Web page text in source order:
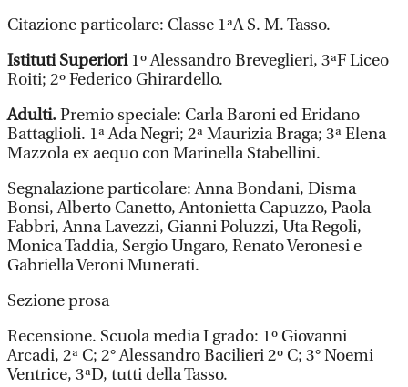
Citazione particolare: Classe 1ªA S. M. Tasso.
Istituti Superiori1º Alessandro Breveglieri, 3ªF Liceo
Roiti; 2º Federico Ghirardello.
Adulti.Premio speciale: Carla Baroni ed Eridano
Battaglioli. 1ª Ada Negri; 2ª Maurizia Braga; 3ª Elena
Mazzola ex aequo con Marinella Stabellini.
Segnalazione particolare: Anna Bondani, Disma
Bonsi, Alberto Canetto, Antonietta Capuzzo, Paola
Fabbri, Anna Lavezzi, Gianni Poluzzi, Uta Regoli,
Monica Taddia, Sergio Ungaro, Renato Veronesi e
Gabriella Veroni Munerati.
Sezione prosa
Recensione. Scuola media I grado: 1º Giovanni
Arcadi, 2ª C; 2° Alessandro Bacilieri 2º C; 3° Noemi
Ventrice, 3ªD, tutti della Tasso.